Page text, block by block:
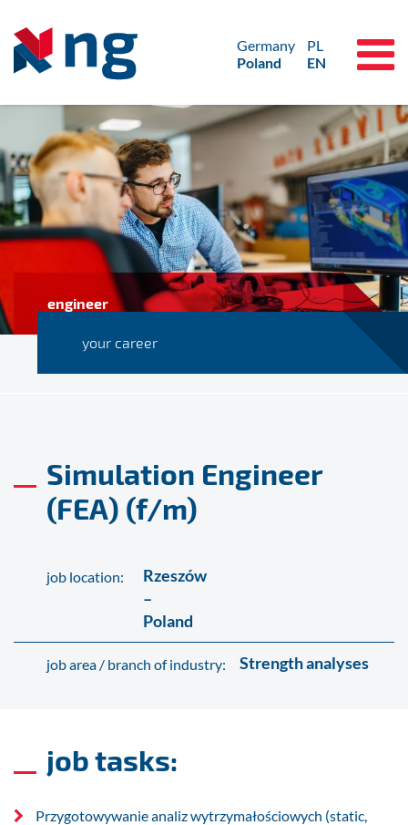
Germany
Poland
PL
EN
engineer
your career
Simulation Engineer
(FEA) (f/m)
job location:
Rzeszów
–
Poland
job area / branch of industry: Strength analyses
job tasks:
Przygotowywanie analiz wytrzymałościowych (static,